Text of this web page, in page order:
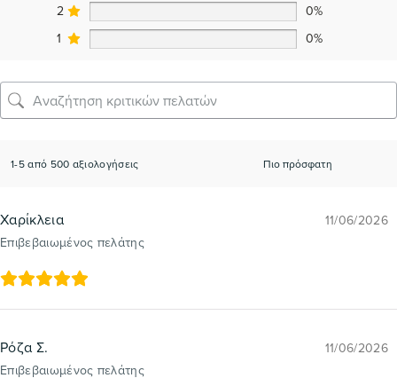
2
0%
1
0%
1-5 από 500 αξιολογήσεις
Χαρίκλεια
Επιβεβαιωμένος πελάτης
11/06/2026
Ρόζα Σ.
Επιβεβαιωμένος πελάτης
11/06/2026